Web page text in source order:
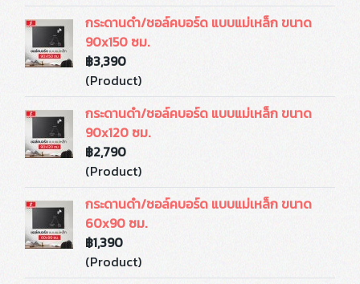
กระดานดำ/ชอล์คบอร์ด แบบแม่เหล็ก ขนาด
90x150 ซม.
฿3,390
(Product)
กระดานดำ/ชอล์คบอร์ด แบบแม่เหล็ก ขนาด
90x120 ซม.
฿2,790
(Product)
กระดานดำ/ชอล์คบอร์ด แบบแม่เหล็ก ขนาด
60x90 ซม.
฿1,390
(Product)